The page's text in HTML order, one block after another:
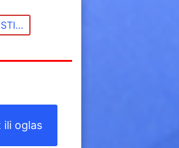
ili oglas